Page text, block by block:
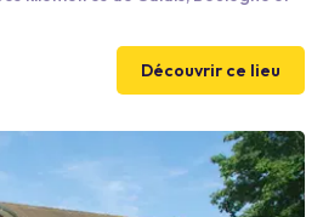
Découvrir ce lieu